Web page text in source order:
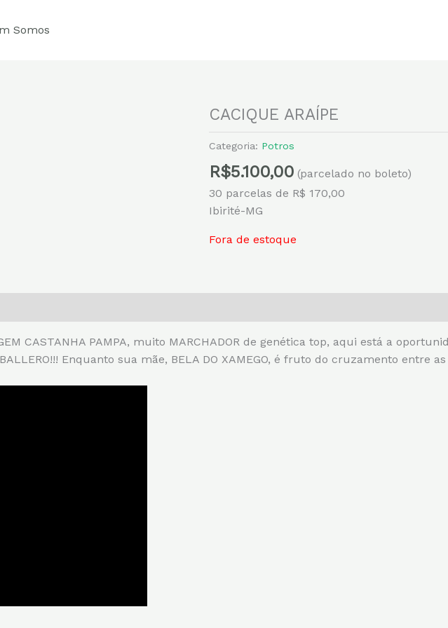
Somos
CACIQUE ARAÍPE
Categoria: Potros
R$5.100,00 (parcelado no boleto)
30 parcelas de R$ 170,00
Ibirité-MG
Fora de estoque
CASTANHA PAMPA, muito MARCHADOR de genética top, aqui está a
Enquanto sua mãe, BELA DO XAMEGO, é fruto do cruzamento entre